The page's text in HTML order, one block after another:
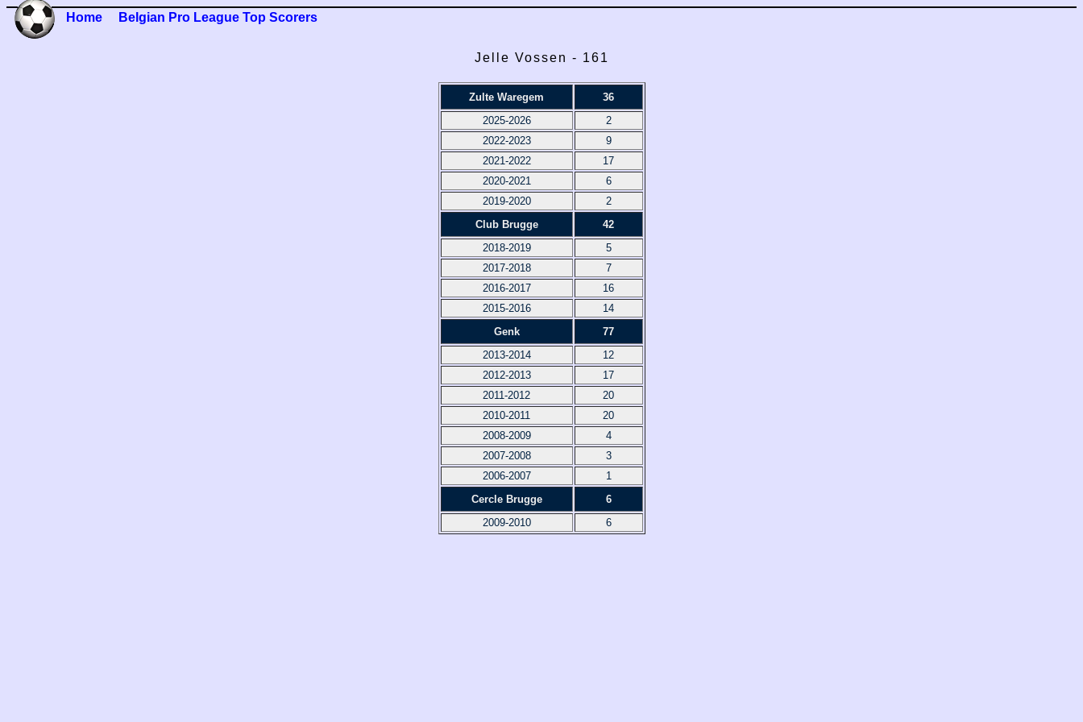
Home Belgian Pro League Top Scorers
Jelle Vossen - 161
Zulte Waregem
36
2025-2026
2
2022-2023
9
2021-2022
17
2020-2021
6
2019-2020
2
Club Brugge
42
2018-2019
5
2017-2018
7
2016-2017
16
2015-2016
14
Genk
77
2013-2014
12
2012-2013
17
2011-2012
20
2010-2011
20
2008-2009
4
2007-2008
3
2006-2007
1
Cercle Brugge
6
2009-2010
6